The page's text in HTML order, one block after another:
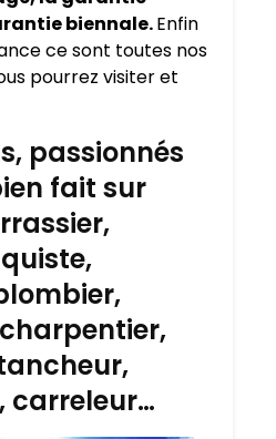
biennale.Enfin
ce sont toutes nos
pourrez visiter et
passionnés
fait sur
carreleur…